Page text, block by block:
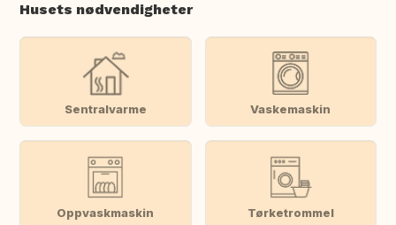
Husets nødvendigheter
Sentralvarme Vaskemaskin
Oppvaskmaskin Tørketrommel